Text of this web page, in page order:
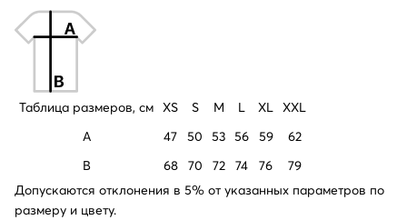
Таблица размеров, см XS S M L XL XXL
A
47 50 53 56 59
62
B
68 70 72 74 76
79
Допускаются отклонения в 5% от указанных параметров по
размеру и цвету.